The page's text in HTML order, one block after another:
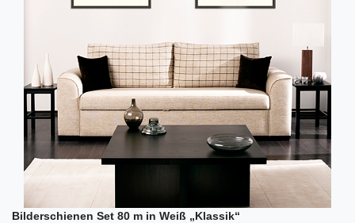
Bilderschienen Set 80 m in Weiß „Klassik“